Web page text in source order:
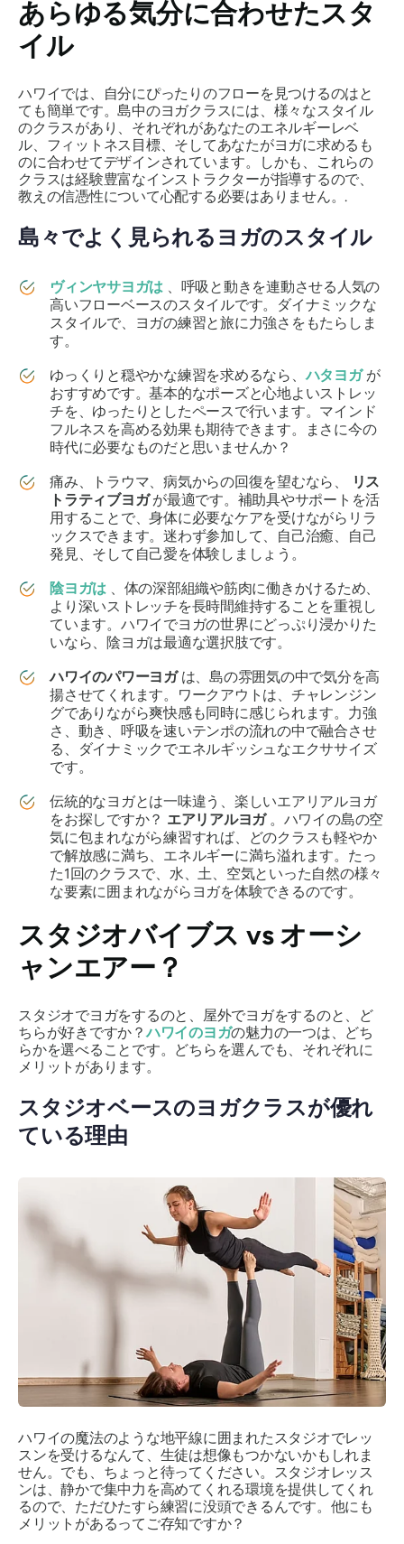
あらゆる気分に合わせたスタ
イル
ハワイでは、自分にぴったりのフローを見つけるのはと
ても簡単です。島中のヨガクラスには、様々なスタイル
のクラスがあり、それぞれがあなたのエネルギーレベ
ル、フィットネス目標、そしてあなたがヨガに求めるも
のに合わせてデザインされています。しかも、これらの
クラスは経験豊富なインストラクターが指導するので、
教えの信憑性について心配する必要はありません。.
島々でよく見られるヨガのスタイル
ヴィンヤサヨガは 、呼吸と動きを連動させる人気の
高いフローベースのスタイルです。ダイナミックな
スタイルで、ヨガの練習と旅に力強さをもたらしま
す。
ゆっくりと穏やかな練習を求めるなら、ハタヨガ が
おすすめです。基本的なポーズと心地よいストレッ
チを、ゆったりとしたペースで行います。マインド
フルネスを高める効果も期待できます。まさに今の
時代に必要なものだと思いませんか？
痛み、トラウマ、病気からの回復を望むなら、
リス
トラティブヨガが最適です。補助具やサポートを活
用することで、身体に必要なケアを受けながらリラ
ックスできます。迷わず参加して、自己治癒、自己
発見、そして自己愛を体験しましょう。
陰ヨガは 、体の深部組織や筋肉に働きかけるため、
より深いストレッチを長時間維持することを重視し
ています。ハワイでヨガの世界にどっぷり浸かりた
いなら、陰ヨガは最適な選択肢です。
ハワイのパワーヨガ は、島の雰囲気の中で気分を高
揚させてくれます。ワークアウトは、チャレンジン
グでありながら爽快感も同時に感じられます。力強
さ、動き、呼吸を速いテンポの流れの中で融合させ
る、ダイナミックでエネルギッシュなエクササイズ
です。
伝統的なヨガとは一味違う、楽しいエアリアルヨガ
をお探しですか？ エアリアルヨガ。ハワイの島の空
気に包まれながら練習すれば、どのクラスも軽やか
で解放感に満ち、エネルギーに満ち溢れます。たっ
た1回のクラスで、水、土、空気といった自然の様々
な要素に囲まれながらヨガを体験できるのです。
スタジオバイブス vs オーシ
ャンエアー？
スタジオでヨガをするのと、屋外でヨガをするのと、ど
ちらが好きですか？ハワイのヨガの魅力の一つは、どち
らかを選べることです。どちらを選んでも、それぞれに
メリットがあります。
スタジオベースのヨガクラスが優れ
ている理由
ハワイの魔法のような地平線に囲まれたスタジオでレッ
スンを受けるなんて、生徒は想像もつかないかもしれま
せん。でも、ちょっと待ってください。スタジオレッス
ンは、静かで集中力を高めてくれる環境を提供してくれ
るので、ただひたすら練習に没頭できるんです。他にも
メリットがあるってご存知ですか？